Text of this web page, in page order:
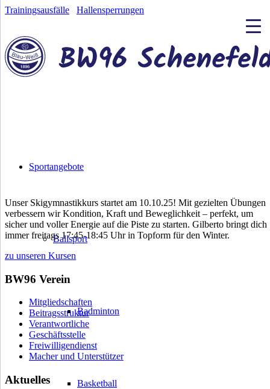
Trainingsausfälle Hallensperrungen
Sportangebote
Ballsport
Badminton
Basketball
Unser Skigymnastikkurs startet am 10.10.25! Mit gezielten Übungen
verbessern wir Kondition, Kraft und Beweglichkeit – perfekt, um
sicher und voller Energie auf die Piste zu starten. Gilberto bringt dich
immer freitags 17:45-18:45 Uhr in Topform für den Winter.
zu unseren Kursen
BW96 Verein
Mitgliedschaften
Beitragsstruktur
Verantwortliche
Geschäftsstelle
Freiwilligendienst
Macher und Unterstützer
Aktuelles